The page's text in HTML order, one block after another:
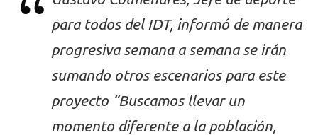
para todos del IDT, informó de manera
progresiva semana a semana se irán
sumando otros escenarios para este
proyecto “Buscamos llevar un
momento diferente a la población,